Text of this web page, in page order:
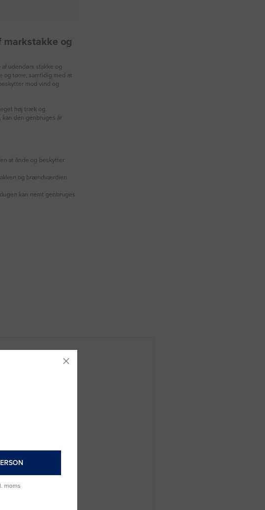
og
udendørs stakke og
og tørre, samtidig med at
mod vind og
høj træk og
kan den genbruges år
at ånde og beskytter
og brændværdien
kan nemt genbruges
moms